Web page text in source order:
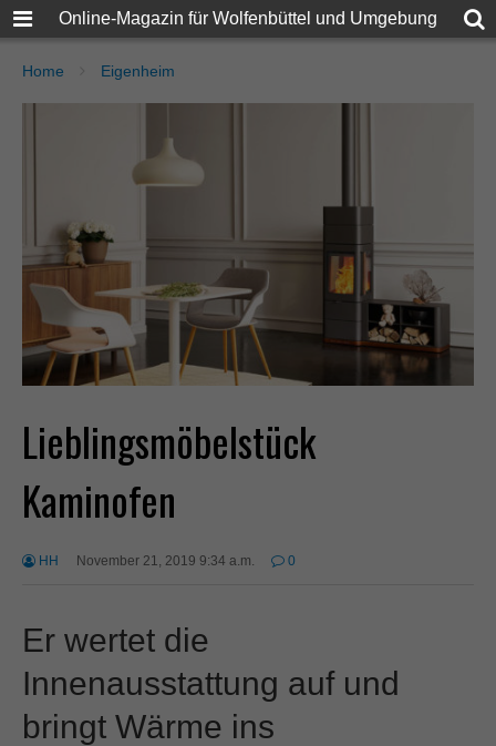
Online-Magazin für Wolfenbüttel und Umgebung
Home Eigenheim
Lieblingsmöbelstück
Kaminofen
HH November 21, 2019 9:34 a.m. 0
Er wertet die
Innenausstattung auf und
bringt Wärme ins